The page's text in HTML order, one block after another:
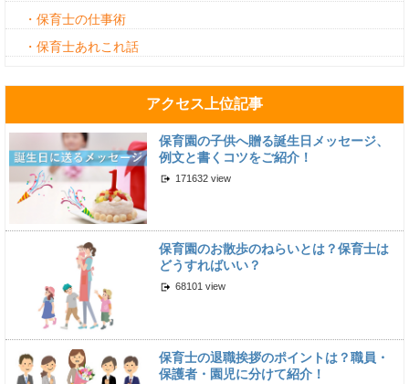
・保育士の仕事術
・保育士あれこれ話
アクセス上位記事
保育園の子供へ贈る誕生日メッセージ、
例文と書くコツをご紹介！
171632 view
保育園のお散歩のねらいとは？保育士は
どうすればいい？
68101 view
保育士の退職挨拶のポイントは？職員・
保護者・園児に分けて紹介！